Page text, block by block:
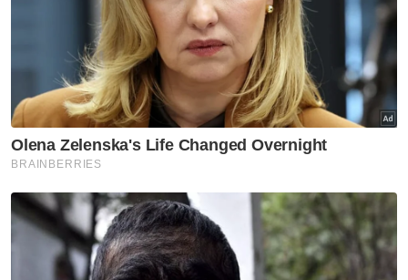
"Paling utama, adalah seruan untuk
mengatasi kejahilan dengan pengetahuan,
untuk beralih dari kegelapan kepada cahaya,
dan semua ini menjadi agenda utama yang
sangat penting untuk tamadun yang mulia
dan hebat," katanya.